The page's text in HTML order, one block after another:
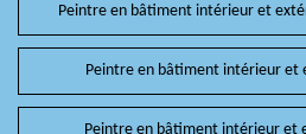
Peintre en bâtiment intérieur et
Peintre en bâtiment intérieur et
Peintre en bâtiment intérieur et